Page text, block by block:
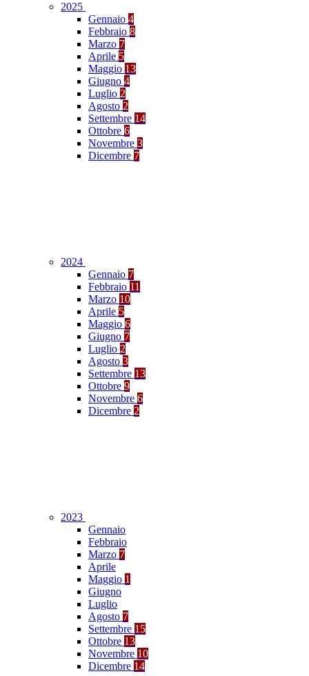
2025
Gennaio 4
Febbraio 8
Marzo 7
Aprile 5
Maggio 13
Giugno 4
Luglio 2
Agosto 2
Settembre 14
Ottobre 6
Novembre 3
Dicembre 7
2024
Gennaio 7
Febbraio 11
Marzo 10
Aprile 5
Maggio 6
Giugno 7
Luglio 2
Agosto 3
Settembre 13
Ottobre 9
Novembre 6
Dicembre 2
2023
Gennaio
Febbraio
Marzo 7
Aprile
Maggio 1
Giugno
Luglio
Agosto 7
Settembre 15
Ottobre 13
Novembre 10
Dicembre 14